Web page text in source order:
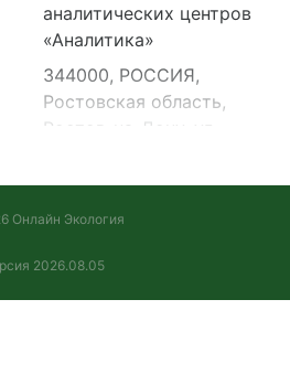
аналитических центров
«Аналитика»
344000, РОССИЯ,
Ростовская область,
Ростов-на-Дону, ул.
офис 6
Ростов-на-Дону, ул. 16
Онлайн Экология
2026.08.05